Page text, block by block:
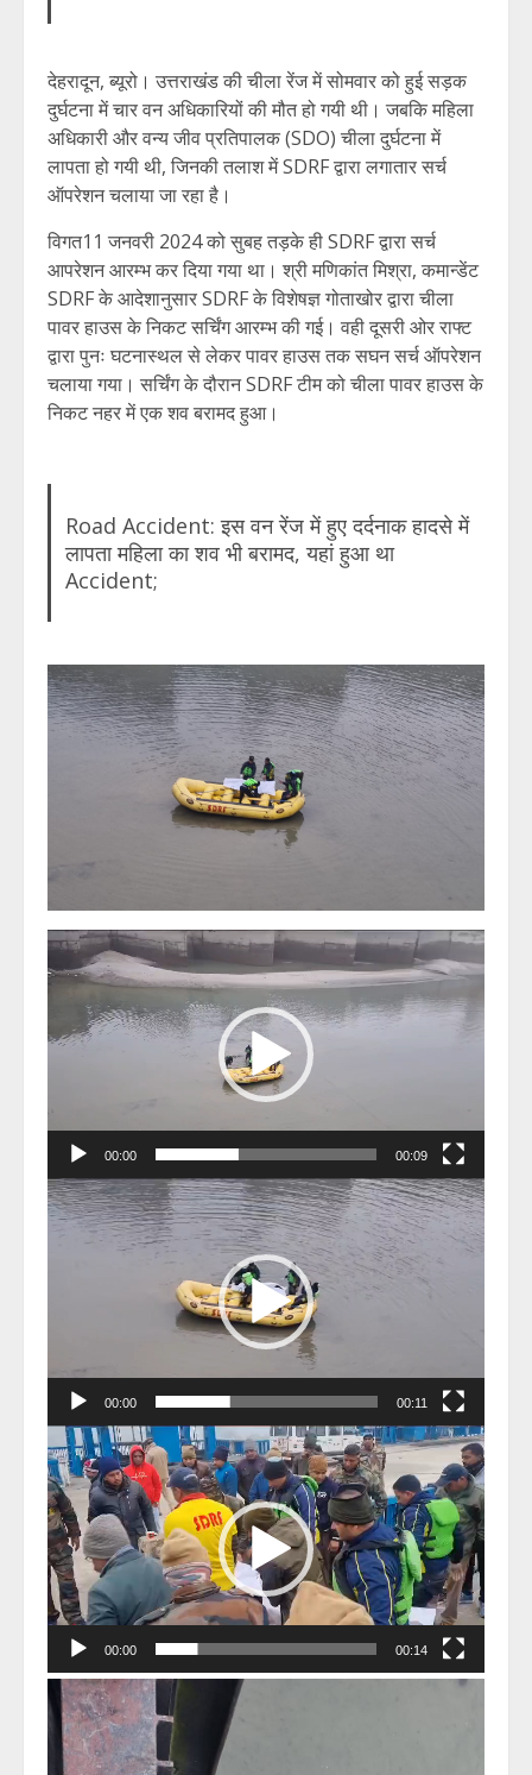
देहरादून, ब्यूरो। उत्तराखंड की चीला रेंज में सोमवार को हुई सड़क
दुर्घटना में चार वन अधिकारियों की मौत हो गयी थी। जबकि महिला
अधिकारी और वन्य जीव प्रतिपालक (SDO) चीला दुर्घटना में
लापता हो गयी थी, जिनकी तलाश में SDRF द्वारा लगातार सर्च
ऑपरेशन चलाया जा रहा है।
विगत11 जनवरी 2024 को सुबह तड़के ही SDRF द्वारा सर्च
आपरेशन आरम्भ कर दिया गया था। श्री मणिकांत मिश्रा, कमान्डेंट
SDRF के आदेशानुसार SDRF के विशेषज्ञ गोताखोर द्वारा चीला
पावर हाउस के निकट सर्चिंग आरम्भ की गई। वही दूसरी ओर राफ्ट
द्वारा पुनः घटनास्थल से लेकर पावर हाउस तक सघन सर्च ऑपरेशन
चलाया गया। सर्चिंग के दौरान SDRF टीम को चीला पावर हाउस के
निकट नहर में एक शव बरामद हुआ।
Road Accident: इस वन रेंज में हुए दर्दनाक हादसे में
लापता महिला का शव भी बरामद, यहां हुआ था
Accident;
Video
Player
00:00 00:09
Video
Player
00:00 00:11
Video
Player
00:00 00:14